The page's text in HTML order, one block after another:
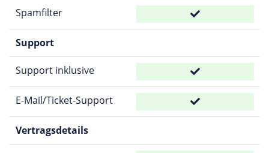
Spamfilter
Support
Support inklusive
E-Mail/Ticket-Support
Vertragsdetails